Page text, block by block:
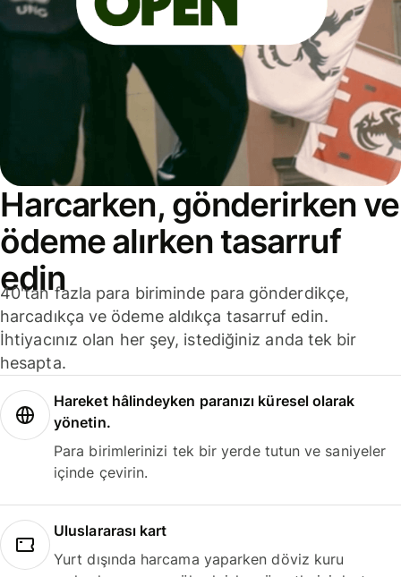
Harcarken, gönderirken ve
ödeme alırken tasarruf
edin
40'tan fazla para biriminde para gönderdikçe,
harcadıkça ve ödeme aldıkça tasarruf edin.
İhtiyacınız olan her şey, istediğiniz anda tek bir
hesapta.
Hareket hâlindeyken paranızı küresel olarak
yönetin.
Para birimlerinizi tek bir yerde tutun ve saniyeler
içinde çevirin.
Uluslararası kart
Yurt dışında harcama yaparken döviz kuru